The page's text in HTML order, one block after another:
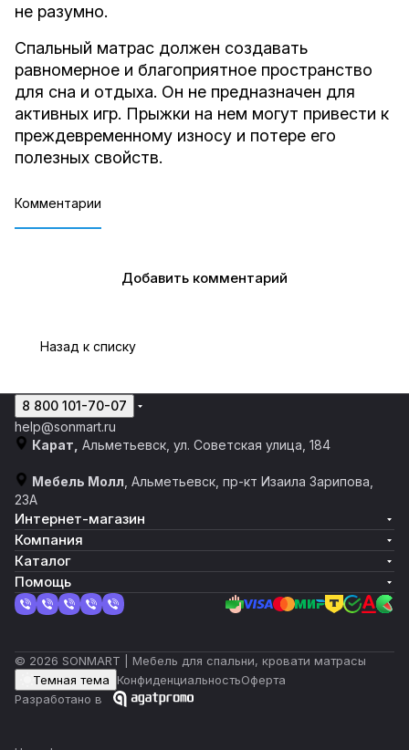
не разумно.
Спальный матрас должен создавать
равномерное и благоприятное пространство
для сна и отдыха. Он не предназначен для
активных игр. Прыжки на нем могут привести к
преждевременному износу и потере его
полезных свойств.
Комментарии
Добавить комментарий
Назад к списку
8 800 101-70-07
help@sonmart.ru
Карат, Альметьевск, ул. Советская улица, 184
Мебель Молл , Альметьевск, пр-кт Изаила Зарипова,
23А
Интернет-магазин
Компания
Каталог
Помощь
© 2026 SONMART | Мебель для спальни, кровати матрасы
Темная тема
КонфиденциальностьОферта
Разработано в